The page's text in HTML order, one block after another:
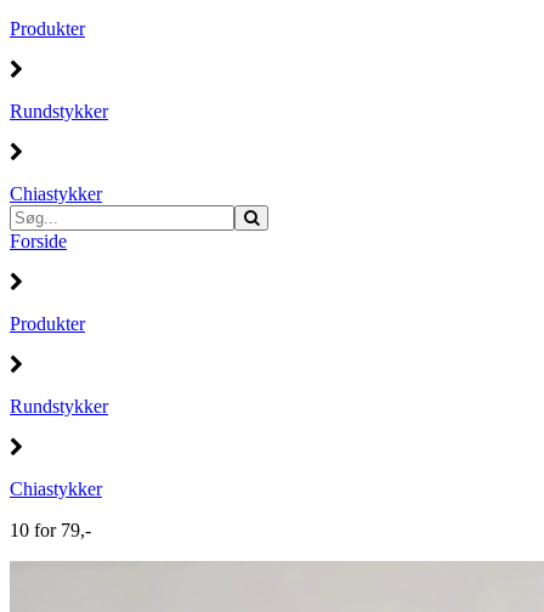
Produkter
Rundstykker
Chiastykker
Forside
Produkter
Rundstykker
Chiastykker
10 for 79,-